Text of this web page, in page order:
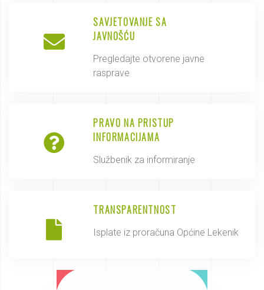
SAVJETOVANJE SA
JAVNOŠĆU
Pregledajte otvorene javne
rasprave
PRAVO NA PRISTUP
INFORMACIJAMA
Službenik za informiranje
TRANSPARENTNOST
Isplate iz proračuna Općine Lekenik